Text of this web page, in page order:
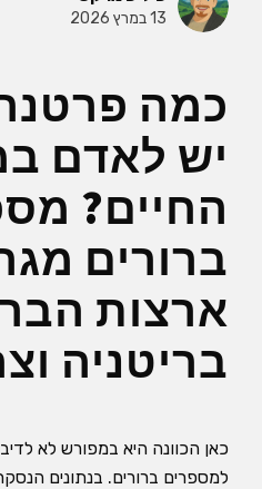
13 במרץ 2026
כמה
יש לאדם
החיים?
ברורים
ארצות
בריטניה
כאן הכוונה היא במפורש לא
למספרים ברורים. בנתונים